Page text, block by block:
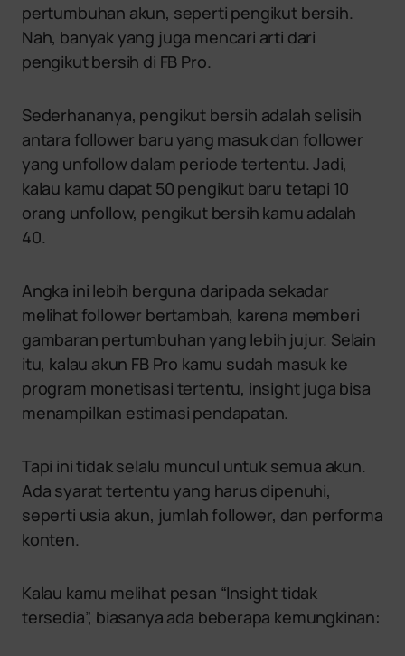
pertumbuhan akun, seperti pengikut bersih.
Nah, banyak yang juga mencari arti dari
pengikut bersih di FB Pro.
Sederhananya, pengikut bersih adalah selisih
antara follower baru yang masuk dan follower
yang unfollow dalam periode tertentu. Jadi,
kalau kamu dapat 50 pengikut baru tetapi 10
orang unfollow, pengikut bersih kamu adalah
40.
Angka ini lebih berguna daripada sekadar
melihat follower bertambah, karena memberi
gambaran pertumbuhan yang lebih jujur. Selain
itu, kalau akun FB Pro kamu sudah masuk ke
program monetisasi tertentu, insight juga bisa
menampilkan estimasi pendapatan.
Tapi ini tidak selalu muncul untuk semua akun.
Ada syarat tertentu yang harus dipenuhi,
seperti usia akun, jumlah follower, dan performa
konten.
Kalau kamu melihat pesan “Insight tidak
tersedia”, biasanya ada beberapa kemungkinan: